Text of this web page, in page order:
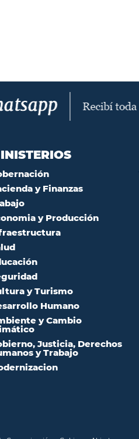
y Finanzas
y Producción
y Turismo
Humano
y Cambio
Justicia, Derechos
y Trabajo